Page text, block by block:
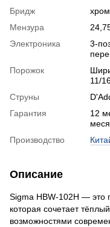
Бридж
Мензура
Электроника
3-
Порожок
11/
Струны
Гарантия
12
Производство
Описание
Sigma HBW-102H — это
которая сочетает
возможностями